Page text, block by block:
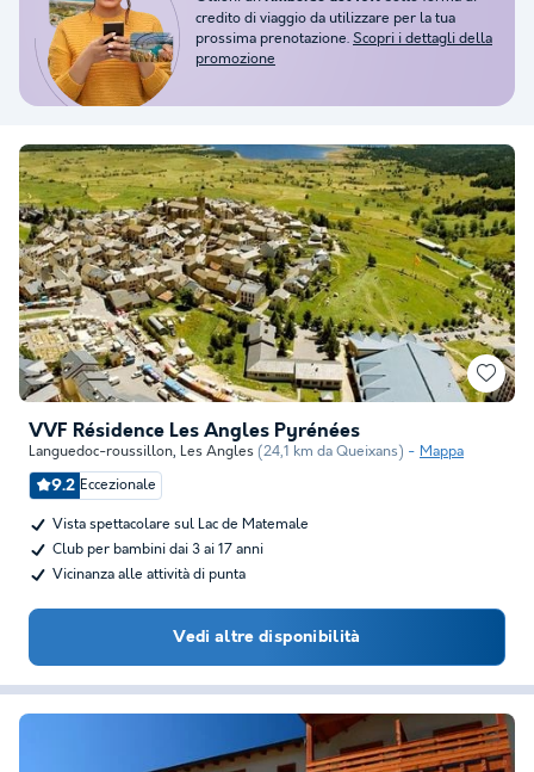
VVF Résidence Les Angles Pyrénées
Languedoc-roussillon, Les Angles (24,1 km da Queixans) Mappa
9.2 Eccezionale
Vista spettacolare sul Lac de Matemale
Club per bambini dai 3 ai 17 anni
Vicinanza alle attività di punta
Vedi altre disponibilità
credito di viaggio da utilizzare per la tua
prossima prenotazione. Scopri i dettagli della
promozione